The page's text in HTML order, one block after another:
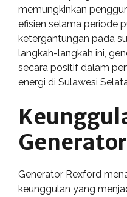
memungkinkan
efisien selama periode
ketergantungan pada
langkah-langkah ini,
secara positif dalam
energi di Sulawesi
Generator Rexford
keunggulan yang